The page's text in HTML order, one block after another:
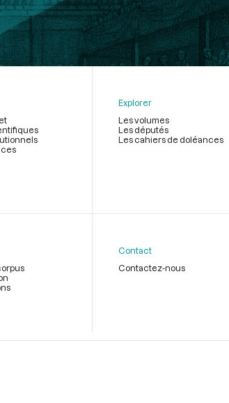
Explorer
Les volumes
Les députés
Les cahiers de doléances
Contact
Contactez-nous